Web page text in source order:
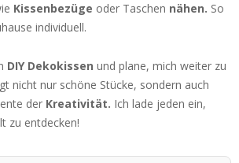
Kissenbezüge oder Taschen nähen. So
individuell.
DIY Dekokissen und plane, mich weiter zu
nicht nur schöne Stücke, sondern auch
der Kreativität. Ich lade jeden ein,
zu entdecken!